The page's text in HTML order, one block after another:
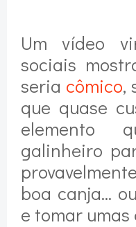
Um vídeo
sociais
seria cômico,
que quase
elemento
galinheiro
boa canja...
e tomar umas